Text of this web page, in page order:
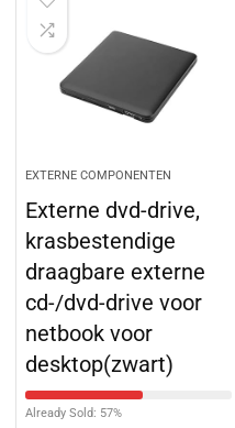
EXTERNE COMPONENTEN
Externe dvd-drive,
krasbestendige
draagbare externe
cd-/dvd-drive voor
netbook voor
desktop(zwart)
Already Sold: 57%